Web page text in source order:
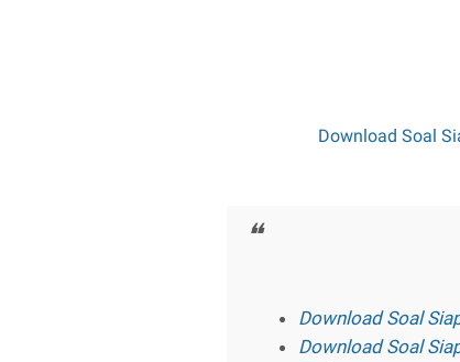
Download Soal
Download Soal
Download Soal